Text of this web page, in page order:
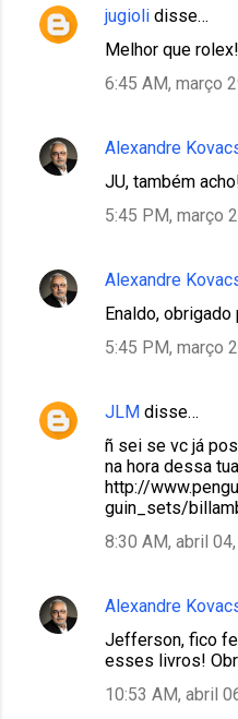
C
n
o
jugioli disse…
Melhor que
6:45 AM, março
Alexandre
JU, também
5:45 PM, março
Alexandre
Enaldo,
5:45 PM, março
JLM disse…
ñ sei se vc já
na hora dessa
http://
guin_sets/
8:30 AM, abril
Alexandre
Jefferson, fico
esses livros!
10:53 AM, abril